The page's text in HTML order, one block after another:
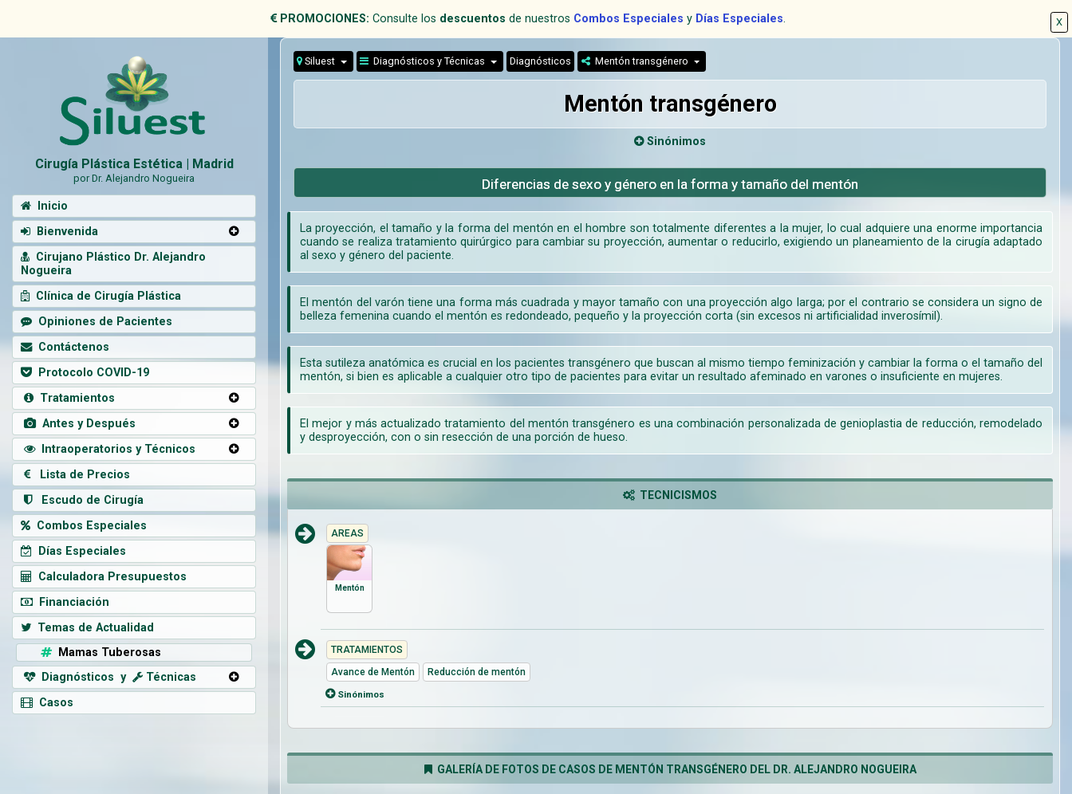
X
PROMOCIONES: Consulte los descuentos de nuestros Combos Especiales y Días Especiales.
Siluest Diagnósticos y Técnicas Diagnósticos Mentón transgénero
Mentón transgénero
Sinónimos
Diferencias de sexo y género en la forma y tamaño del mentón
La proyección, el tamaño y la forma del mentón en el hombre son totalmente diferentes a la mujer, lo cual adquiere una enorme importancia
cuando se realiza tratamiento quirúrgico para cambiar su proyección, aumentar o reducirlo, exigiendo un planeamiento de la cirugía adaptado
al sexo y género del paciente.
El mentón del varón tiene una forma más cuadrada y mayor tamaño con una proyección algo larga; por el contrario se considera un signo de
belleza femenina cuando el mentón es redondeado, pequeño y la proyección corta (sin excesos ni artificialidad inverosímil).
Esta sutileza anatómica es crucial en los pacientes transgénero que buscan al mismo tiempo feminización y cambiar la forma o el tamaño del
mentón, si bien es aplicable a cualquier otro tipo de pacientes para evitar un resultado afeminado en varones o insuficiente en mujeres.
El mejor y más actualizado tratamiento del mentón transgénero es una combinación personalizada de genioplastia de reducción, remodelado
y desproyección, con o sin resección de una porción de hueso.
TECNICISMOS
AREAS
Mentón
TRATAMIENTOS
Avance de Mentón
Reducción de mentón
Sinónimos
GALERÍA DE FOTOS DE CASOS DE MENTÓN TRANSGÉNERO DEL DR. ALEJANDRO NOGUEIRA
Cirugía Plástica Estética | Madrid
por Dr. Alejandro Nogueira
Inicio
Bienvenida
Cirujano Plástico Dr. Alejandro
Nogueira
Clínica de Cirugía Plástica
Opiniones de Pacientes
Contáctenos
Protocolo COVID-19
Tratamientos
Antes y Después
Intraoperatorios y Técnicos
Lista de Precios
Escudo de Cirugía
Combos Especiales
Días Especiales
Calculadora Presupuestos
Financiación
Temas de Actualidad
Mamas Tuberosas
Diagnósticos y
Técnicas
Casos